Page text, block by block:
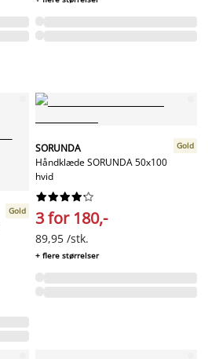
Gold
SORUNDA
Håndklæde SORUNDA 50x100
hvid
Gold






3 for 180,-
89,95 /stk.
+ flere størrelser